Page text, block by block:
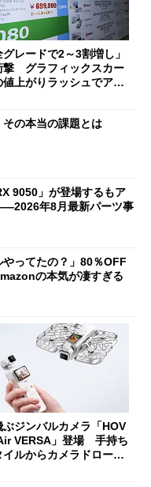
グレードで2～3割増し」
撃 グラフィックスカー
値上がりラッシュでアキ
の本当の課題とは
9050」が登場するもア
年8月最新パーツ事
やってたの？」80％OFF
の本気が凄すぎる
ぶジンバルカメラ「HOV
VERSA」登場 手持ち
イルからカメラドローン